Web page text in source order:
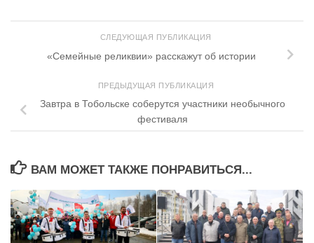
СЛЕДУЮЩАЯ ПУБЛИКАЦИЯ
«Семейные реликвии» расскажут об истории
ПРЕДЫДУЩАЯ ПУБЛИКАЦИЯ
Завтра в Тобольске соберутся участники необычного
фестиваля
ВАМ МОЖЕТ ТАКЖЕ ПОНРАВИТЬСЯ...